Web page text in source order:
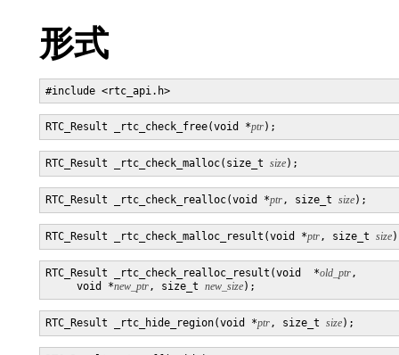
形式
RTC_Result _rtc_check_free(void *ptr
RTC_Result _rtc_check_malloc(size_t size
RTC_Result _rtc_check_realloc(void *ptr, size_t size
RTC_Result _rtc_check_malloc_result(void *ptr, size_t size
RTC_Result _rtc_check_realloc_result(void  *old_ptr,
     void *
new_ptr, size_t new_size
RTC_Result _rtc_hide_region(void *ptr, size_t size